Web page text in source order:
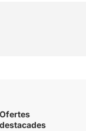
Ofertes
destacades